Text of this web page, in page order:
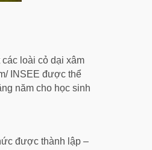
loài cỏ dại xâm
INSEE được thể
năm cho học sinh
được thành lập –